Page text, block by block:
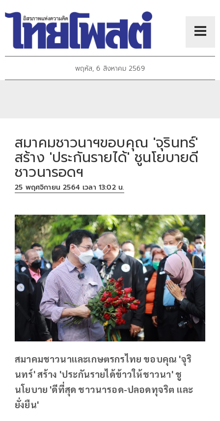
พฤหัส, 6 สิงหาคม 2569
สมาคมชาวนาฯขอบคุณ 'จุรินทร์'
สร้าง 'ประกันรายได้' ชูนโยบายดี
ชาวนารอดฯ
25 พฤศจิกายน 2564 เวลา 13:02 น.
สมาคมชาวนาและเกษตรกรไทย ขอบคุณ 'จุริ
นทร์' สร้าง 'ประกันรายได้ข้าวให้ชาวนา' ชู
นโยบาย 'ดีที่สุด ชาวนารอด-ปลอดทุจริต และ
ยั่งยืน'